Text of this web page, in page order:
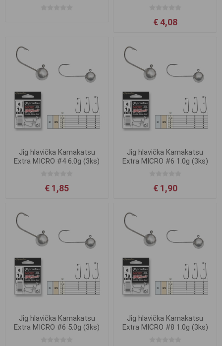
€ 4,08
Jig hlavička Kamakatsu
Extra MICRO #4 6.0g (3ks)
€ 1,85
Jig hlavička Kamakatsu
Extra MICRO #6 1.0g (3ks)
€ 1,90
Jig hlavička Kamakatsu
Extra MICRO #6 5.0g (3ks)
Jig hlavička Kamakatsu
Extra MICRO #8 1.0g (3ks)